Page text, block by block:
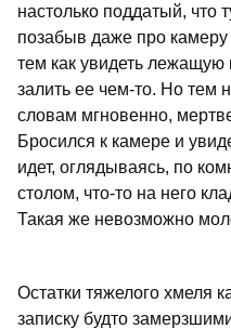
настолько поддатый, что
позабыв даже про
тем как увидеть лежащую
залить ее чем-то. Но тем
словам мгновенно,
Бросился к камере и
идет, оглядываясь, по
столом, что-то на него
Такая же невозможно
Остатки тяжелого хмеля
записку будто